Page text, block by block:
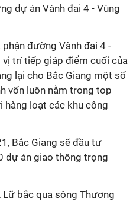
dự án Vành đai 4 - Vùng
đường Vành đai 4 -
vị trí tiếp giáp điểm cuối của
lại cho Bắc Giang một số
vốn luôn nằm trong top
hàng loạt các khu công
Bắc Giang sẽ đầu tư
dự án giao thông trọng
bắc qua sông Thương